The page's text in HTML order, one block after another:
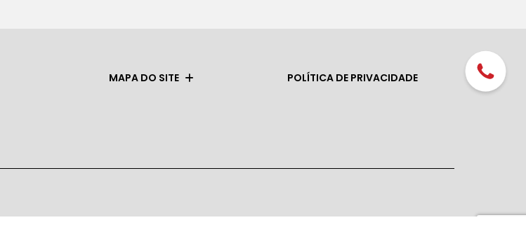
MAPA DO SITE POLÍTICA DE PRIVACIDADE